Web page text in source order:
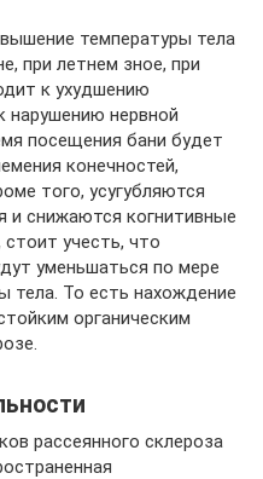
температуры тела
при летнем зное, при
к ухудшению
нарушению нервной
посещения бани будет
конечностей,
того, усугубляются
и снижаются когнитивные
учесть, что
уменьшаться по мере
тела. То есть нахождение
органическим
рассеянного склероза